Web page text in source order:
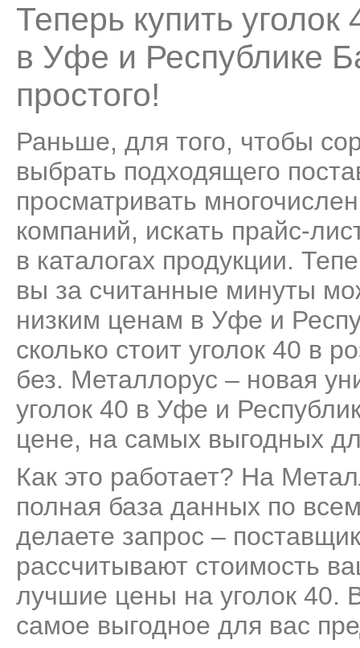
Теперь купить
в Уфе и Республике
простого!
Раньше, для того, чтобы
выбрать подходящего
просматривать
компаний, искать прайс-
в каталогах продукции.
вы за считанные минуты
низким ценам в Уфе и
сколько стоит уголок 40 в
без. Металлорус – новая
уголок 40 в Уфе и
цене, на самых выгодных
Как это работает? На
полная база данных по
делаете запрос –
рассчитывают стоимость
лучшие цены на уголок 40.
самое выгодное для вас